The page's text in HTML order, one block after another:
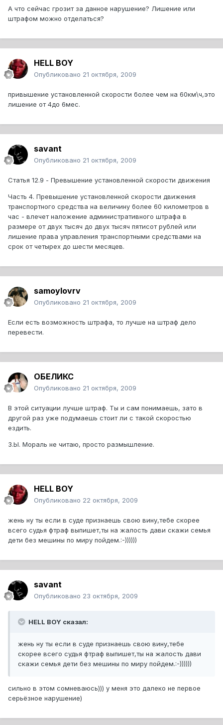
А что сейчас грозит за данное нарушение? Лишение или
штрафом можно отделаться?
HELL BOY
Опубликовано 21 октября, 2009
привышение установленной скорости более чем на 60км\ч,это
лишение от 4до 6мес.
savant
Опубликовано 21 октября, 2009
Статья 12.9 - Превышение установленной скорости движения
Часть 4. Превышение установленной скорости движения
транспортного средства на величину более 60 километров в
час - влечет наложение административного штрафа в
размере от двух тысяч до двух тысяч пятисот рублей или
лишение права управления транспортными средствами на
срок от четырех до шести месяцев.
samoylovrv
Опубликовано 21 октября, 2009
Если есть возможность штрафа, то лучше на штраф дело
перевести.
ОБЕЛИКС
Опубликовано 21 октября, 2009
В этой ситуации лучше штраф. Ты и сам понимаешь, зато в
другой раз уже подумаешь стоит ли с такой скоростью
ездить.
З.Ы. Мораль не читаю, просто размышление.
HELL BOY
Опубликовано 22 октября, 2009
жень ну ты если в суде признаешь свою вину,тебе скорее
всего судья фтраф выпишет,ты на жалость дави скажи семья
дети без мешины по миру пойдем.:-))))))
savant
Опубликовано 23 октября, 2009
HELL BOY сказал:
жень ну ты если в суде признаешь свою вину,тебе
скорее всего судья фтраф выпишет,ты на жалость дави
скажи семья дети без мешины по миру пойдем.:-))))))
сильно в этом сомневаюсь))) у меня это далеко не первое
серьёзное нарушение)